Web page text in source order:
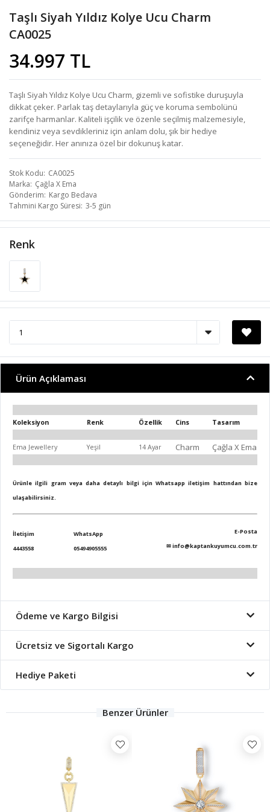
Taşlı Siyah Yıldız Kolye Ucu Charm
CA0025
34.997 TL
Taşlı Siyah Yıldız Kolye Ucu Charm, gizemli ve sofistike duruşuyla
dikkat çeker. Parlak taş detaylarıyla güç ve koruma sembolünü
zarifçe harmanlar. Kaliteli işçilik ve özenle seçilmiş malzemesiyle,
kendiniz veya sevdikleriniz için anlam dolu, şık bir hediye
seçeneğidir. Her anınıza özel bir dokunuş katar.
Stok Kodu CA0025
Marka Çağla X Ema
Gönderim Kargo Bedava
Tahmini Kargo Süresi 3-5 gün
Renk
Ürün Açıklaması
Koleksiyon Renk Özellik Cins Tasarım
Ema Jewellery Yeşil 14 Ayar Charm Çağla X Ema
Ürünle ilgili gram veya daha detaylı bilgi için Whatsapp iletişim hattından bize
ulaşabilirsiniz.
İletişim
4443558
WhatsApp
05494905555
E-Posta
✉info@kaptankuyumcu.com.tr
Ödeme ve Kargo Bilgisi
Ücretsiz ve Sigortalı Kargo
Hediye Paketi
Benzer Ürünler